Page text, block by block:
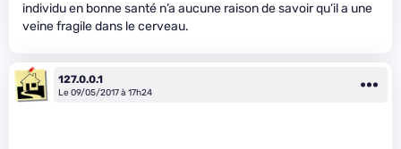
individu en bonne santé n’a aucune raison de savoir qu’il a une
veine fragile dans le cerveau.
127.0.0.1
Le 09/05/2017 à 17h24